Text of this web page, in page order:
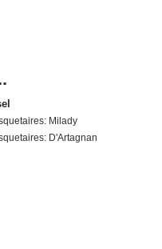
Milady
D'Artagnan